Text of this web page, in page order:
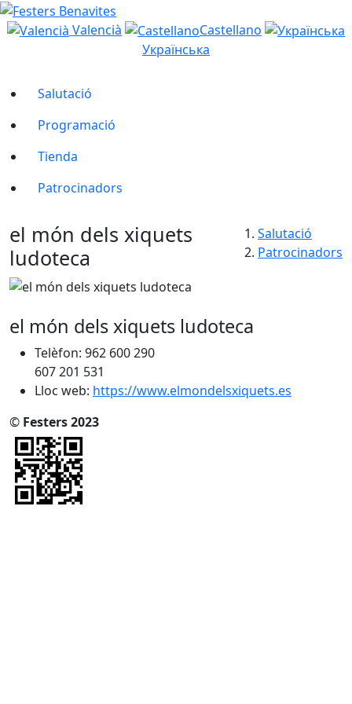
Valencià
Castellano
Українська
Salutació
Programació
Tienda
Patrocinadors
el món dels xiquets
ludoteca
Salutació
Patrocinadors
el món dels xiquets ludoteca
Telèfon: 962 600 290
607 201 531
Lloc web: https://www.elmondelsxiquets.es
© Festers 2023